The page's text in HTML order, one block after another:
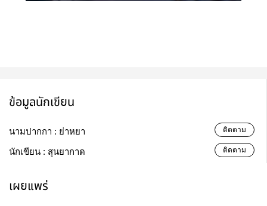
ข้อมูลนักเขียน
นามปากกา : ย่าหยา ติดตาม
นักเขียน : สุนยากาด ติดตาม
เผยแพร่